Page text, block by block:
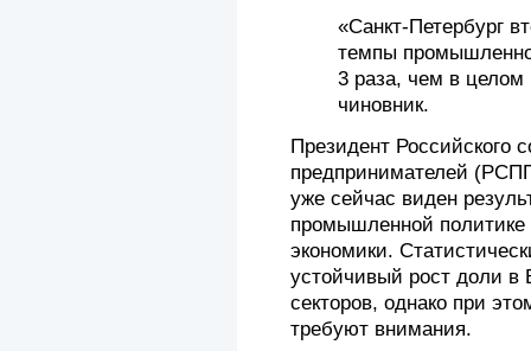
«Санкт-Петербург
темпы
3 раза, чем в целом
чиновник.
Президент Российского
предпринимателей
уже сейчас виден
промышленной политике
экономики.
устойчивый рост доли в
секторов, однако при
требуют внимания.